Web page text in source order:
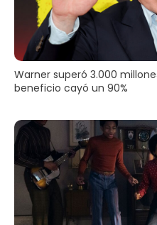
Warner superó 3.000
beneficio cayó un 90%